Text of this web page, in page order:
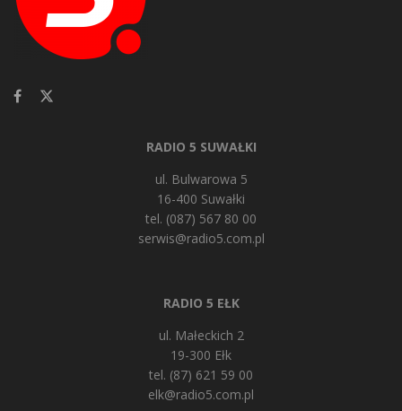
RADIO 5 SUWAŁKI
ul. Bulwarowa 5
16-400 Suwałki
tel. (087) 567 80 00
serwis@radio5.com.pl
RADIO 5 EŁK
ul. Małeckich 2
19-300 Ełk
tel. (87) 621 59 00
elk@radio5.com.pl